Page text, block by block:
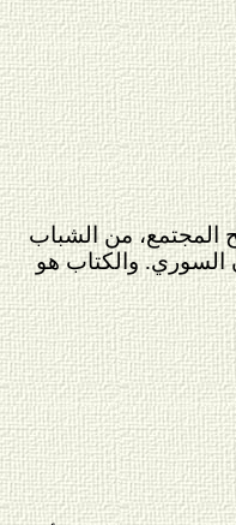
المجتمع، من الشباب
السوري. والكتاب هو